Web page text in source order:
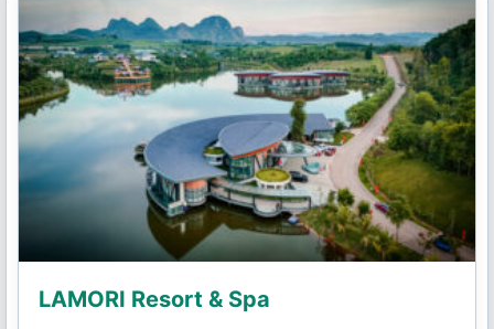
LAMORI Resort & Spa